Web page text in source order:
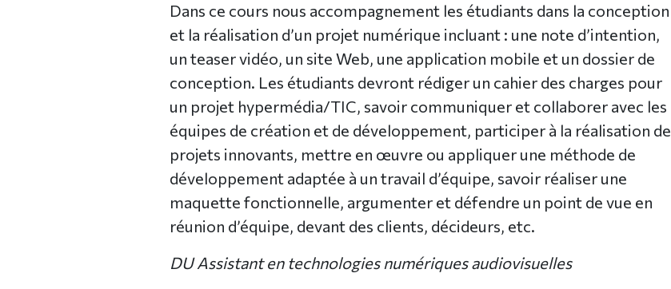
Dans ce cours nous accompagnement les étudiants dans la conception
et la réalisation d’un projet numérique incluant : une note d’intention,
un teaser vidéo, un site Web, une application mobile et un dossier de
conception. Les étudiants devront rédiger un cahier des charges pour
un projet hypermédia/TIC, savoir communiquer et collaborer avec les
équipes de création et de développement, participer à la réalisation de
projets innovants, mettre en œuvre ou appliquer une méthode de
développement adaptée à un travail d’équipe, savoir réaliser une
maquette fonctionnelle, argumenter et défendre un point de vue en
réunion d’équipe, devant des clients, décideurs, etc.
DU Assistant en technologies numériques audiovisuelles